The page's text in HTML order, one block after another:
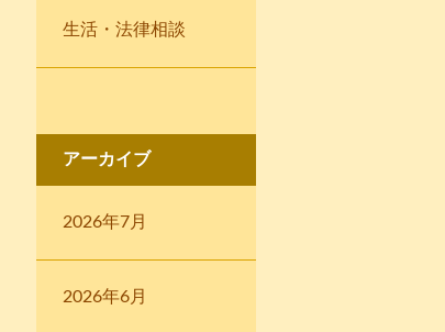
生活・法律相談
アーカイブ
2026年7月
2026年6月